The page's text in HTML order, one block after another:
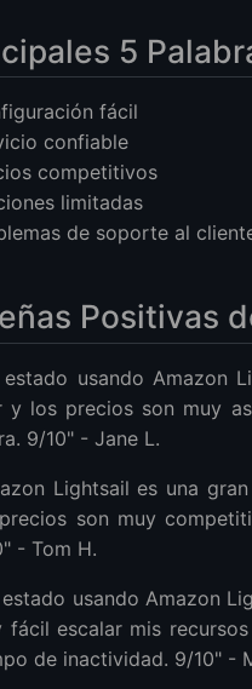
5
fácil
confiable
competitivos
limitadas
de soporte al
Positivas
estado usando Amazon
y los precios son muy
9/10" - Jane L.
Lightsail es una
son muy
- Tom H.
usando Amazon
fácil escalar mis
de inactividad. 9/10" -